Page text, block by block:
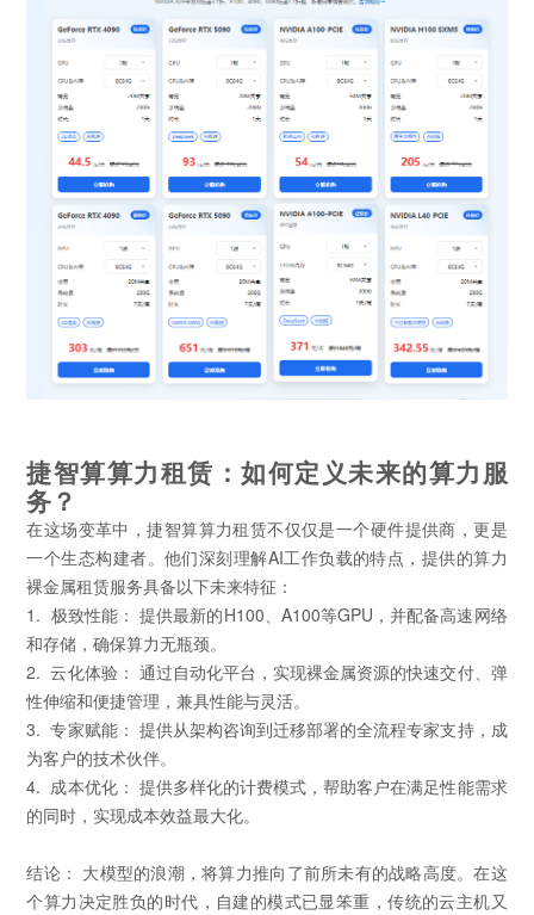
捷智算算力租赁：如何定义未来的算力服
务？
在这场变革中，捷智算算力租赁不仅仅是一个硬件提供商，更是
一个生态构建者。他们深刻理解AI工作负载的特点，提供的算力
裸金属租赁服务具备以下未来特征：
1. 极致性能： 提供最新的H100、A100等GPU，并配备高速网络
和存储，确保算力无瓶颈。
2. 云化体验： 通过自动化平台，实现裸金属资源的快速交付、弹
性伸缩和便捷管理，兼具性能与灵活。
3. 专家赋能： 提供从架构咨询到迁移部署的全流程专家支持，成
为客户的技术伙伴。
4. 成本优化： 提供多样化的计费模式，帮助客户在满足性能需求
的同时，实现成本效益最大化。
结论： 大模型的浪潮，将算力推向了前所未有的战略高度。在这
个算力决定胜负的时代，自建的模式已显笨重，传统的云主机又